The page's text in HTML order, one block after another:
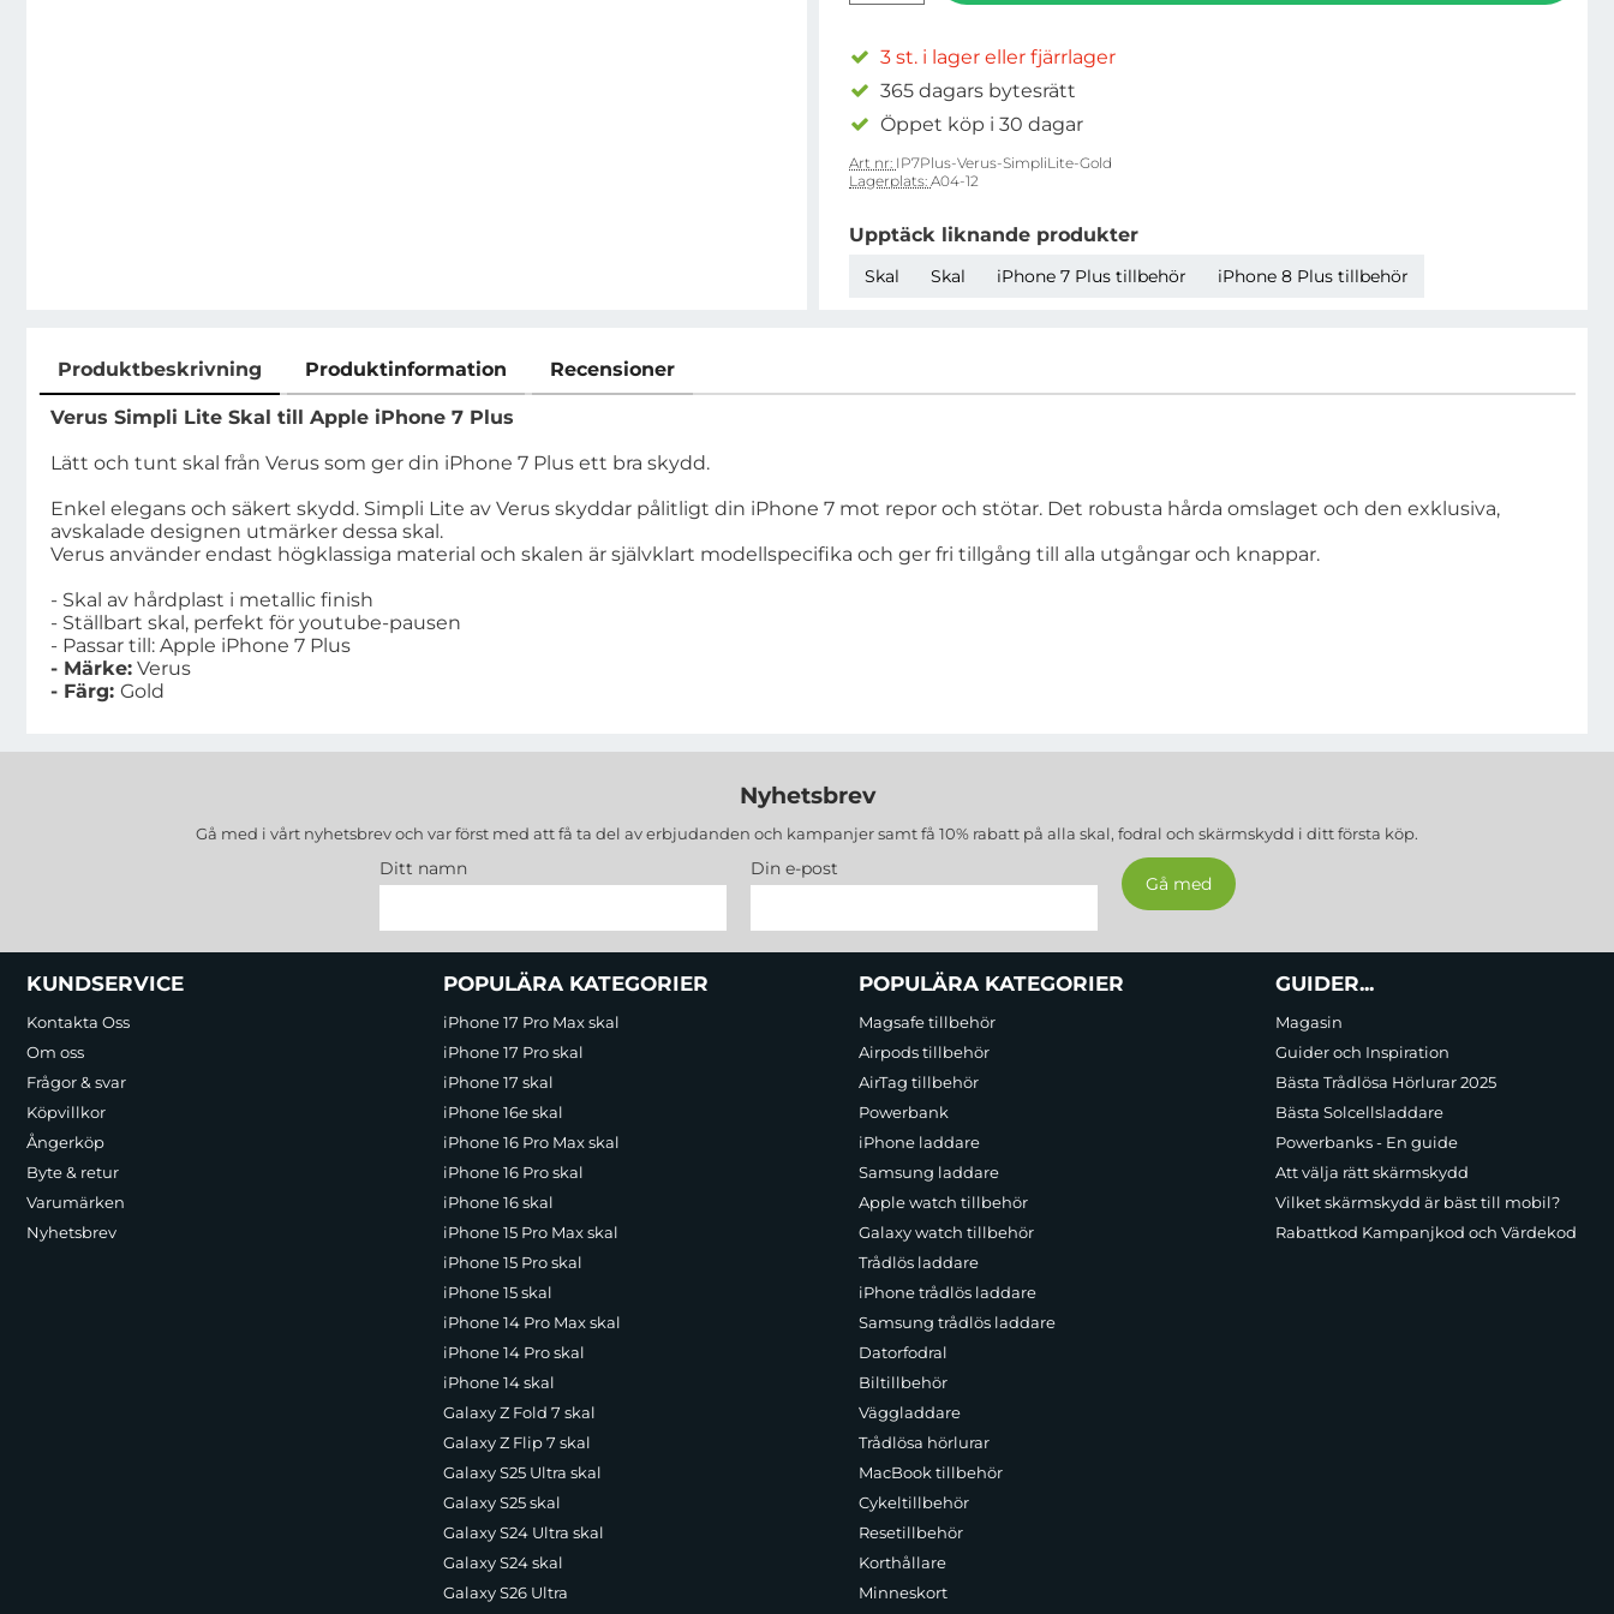
3 st. i lager eller fjärrlager
365 dagars bytesrätt
Öppet köp i 30 dagar
Art nr: IP7Plus-Verus-SimpliLite-Gold
Lagerplats: A04-12
Upptäck liknande produkter
Skal Skal iPhone 7 Plus tillbehör iPhone 8 Plus tillbehör
Produktbeskrivning Produktinformation Recensioner
Produktbeskrivning
Verus Simpli Lite Skal till Apple iPhone 7 Plus
Lätt och tunt skal från Verus som ger din iPhone 7 Plus ett bra skydd.
Enkel elegans och säkert skydd. Simpli Lite av Verus skyddar pålitligt din iPhone 7 mot repor och stötar. Det robusta hårda omslaget och den exklusiva,
avskalade designen utmärker dessa skal.
Verus använder endast högklassiga material och skalen är självklart modellspecifika och ger fri tillgång till alla utgångar och knappar.
- Skal av hårdplast i metallic finish
- Ställbart skal, perfekt för youtube-pausen
- Passar till: Apple iPhone 7 Plus
- Märke: Verus
- Färg: Gold
Nyhetsbrev
Gå med i vårt nyhetsbrev och var först med att få ta del av erbjudanden och kampanjer samt få 10% rabatt på alla skal, fodral och skärmskydd i ditt första köp.
Ditt namn Din e-post
Sidfot Blandad info och länkar
KUNDSERVICE
Kontakta Oss
Om oss
Frågor & svar
Köpvillkor
Ångerköp
Byte & retur
Varumärken
Nyhetsbrev
POPULÄRA KATEGORIER
iPhone 17 Pro Max skal
iPhone 17 Pro skal
iPhone 17 skal
iPhone 16e skal
iPhone 16 Pro Max skal
iPhone 16 Pro skal
iPhone 16 skal
iPhone 15 Pro Max skal
iPhone 15 Pro skal
iPhone 15 skal
iPhone 14 Pro Max skal
iPhone 14 Pro skal
iPhone 14 skal
Galaxy Z Fold 7 skal
Galaxy Z Flip 7 skal
Galaxy S25 Ultra skal
Galaxy S25 skal
Galaxy S24 Ultra skal
Galaxy S24 skal
Galaxy S26 Ultra
POPULÄRA KATEGORIER
Magsafe tillbehör
Airpods tillbehör
AirTag tillbehör
Powerbank
iPhone laddare
Samsung laddare
Apple watch tillbehör
Galaxy watch tillbehör
Trådlös laddare
iPhone trådlös laddare
Samsung trådlös laddare
Datorfodral
Biltillbehör
Väggladdare
Trådlösa hörlurar
MacBook tillbehör
Cykeltillbehör
Resetillbehör
Korthållare
Minneskort
GUIDER...
Magasin
Guider och Inspiration
Bästa Trådlösa Hörlurar 2025
Bästa Solcellsladdare
Powerbanks - En guide
Att välja rätt skärmskydd
Vilket skärmskydd är bäst till mobil?
Rabattkod Kampanjkod och Värdekod